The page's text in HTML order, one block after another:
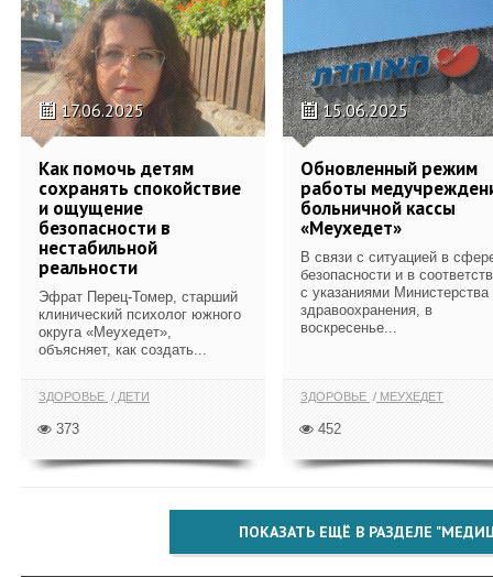
17.06.2025
Как помочь детям
сохранять спокойствие
и ощущение
безопасности в
нестабильной
реальности
Эфрат Перец-Томер, старший
клинический психолог южного
округа «Меухедет»,
объясняет, как создать...
ЗДОРОВЬЕ ДЕТИ
373
15.06.2025
Обновленный режим
работы
больничной кассы
«Меухедет»
В связи с ситуацией в
безопасности и в
с указаниями Министерства
здравоохранения, в
воскресенье...
ЗДОРОВЬЕ МЕУХЕДЕТ
452
ПОКАЗАТЬ ЕЩЁ В РАЗДЕЛЕ